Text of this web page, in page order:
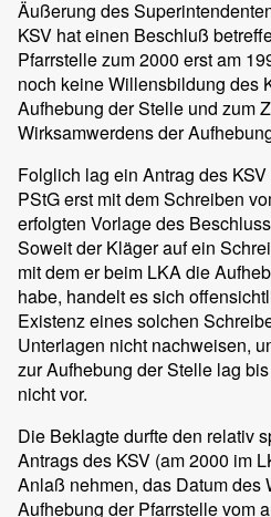
Äußerung des
KSV hat einen Beschluß
Pfarrstelle zum 2000 erst am
noch keine Willensbildung des
Aufhebung der Stelle und zum
Wirksamwerdens der
Folglich lag ein Antrag des
PStG erst mit dem Schreiben
erfolgten Vorlage des
Soweit der Kläger auf ein
mit dem er beim LKA die
habe, handelt es sich
Existenz eines solchen
Unterlagen nicht nachweisen,
zur Aufhebung der Stelle lag
nicht vor.
Die Beklagte durfte den relativ
Antrags des KSV (am 2000 im
Anlaß nehmen, das Datum des
Aufhebung der Pfarrstelle vom